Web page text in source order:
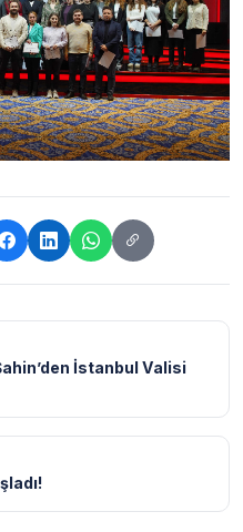
İstanbul Valisi